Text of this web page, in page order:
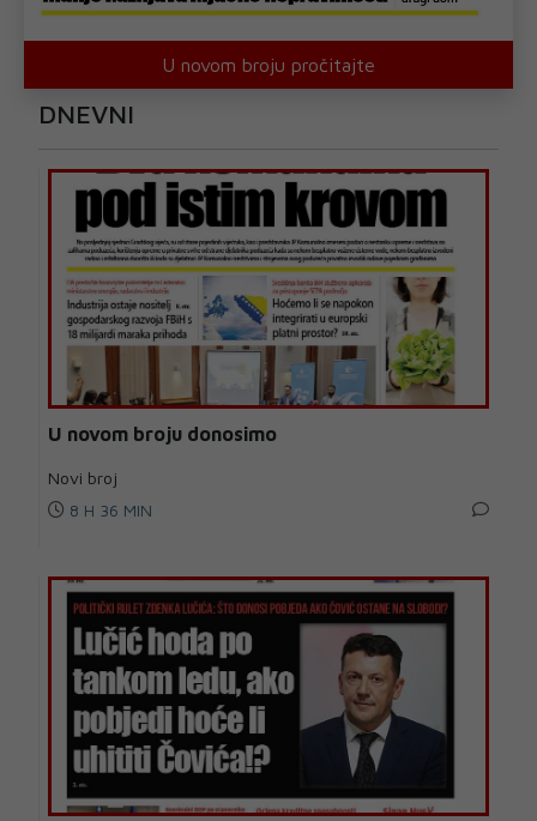
U novom broju pročitajte
DNEVNI
U novom broju donosimo
Novi broj
8 H 36 MIN